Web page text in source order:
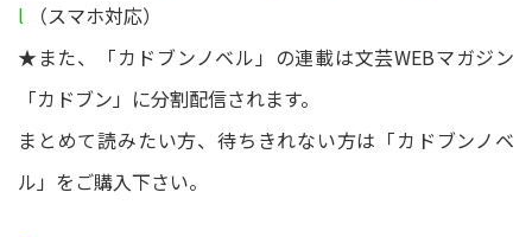
l （スマホ対応）
★また、「カドブンノベル」の連載は文芸WEBマガジン
「カドブン」に分割配信されます。
まとめて読みたい方、待ちきれない方は「カドブンノベ
ル」をご購入下さい。